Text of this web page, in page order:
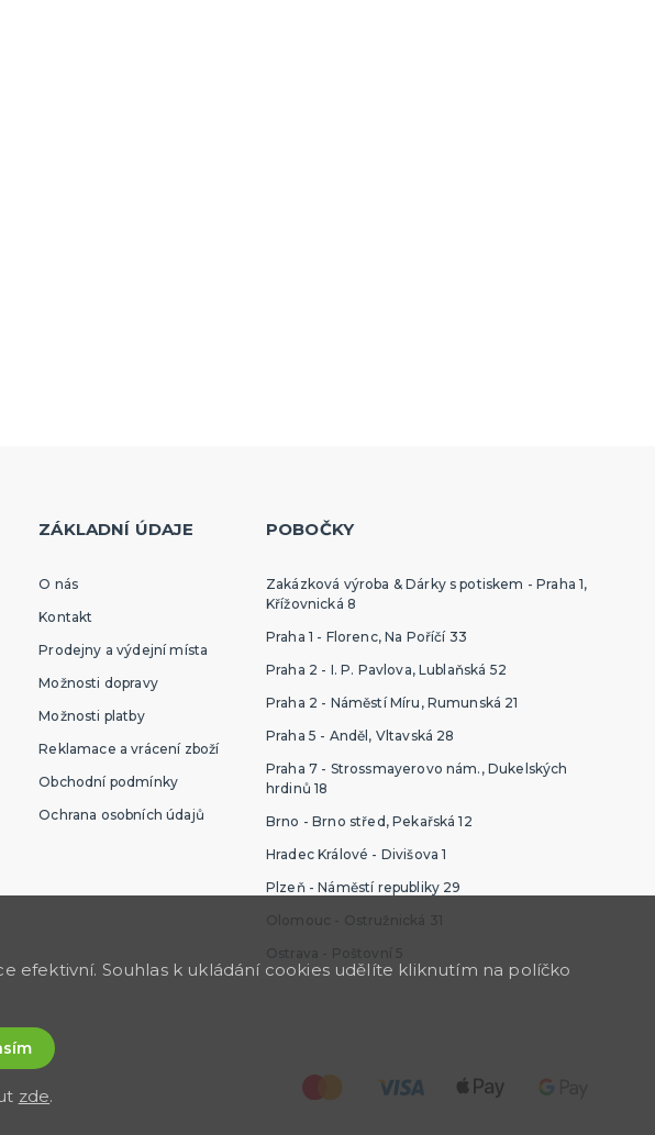
ZÁKLADNÍ ÚDAJE
O nás
Kontakt
Prodejny a výdejní místa
Možnosti dopravy
Možnosti platby
Reklamace a vrácení zboží
Obchodní podmínky
Ochrana osobních údajů
POBOČKY
Zakázková výroba & Dárky s potiskem - Praha 1,
Křížovnická 8
Praha 1 - Florenc, Na Poříčí 33
Praha 2 - I. P. Pavlova, Lublaňská 52
Praha 2 - Náměstí Míru, Rumunská 21
Praha 5 - Anděl, Vltavská 28
Praha 7 - Strossmayerovo nám., Dukelských
hrdinů 18
Brno - Brno střed, Pekařská 12
Hradec Králové - Divišova 1
Plzeň - Náměstí republiky 29
Olomouc - Ostružnická 31
Ostrava - Poštovní 5
efektivní. Souhlas k ukládání cookies udělíte kliknutím na políčko
zde.